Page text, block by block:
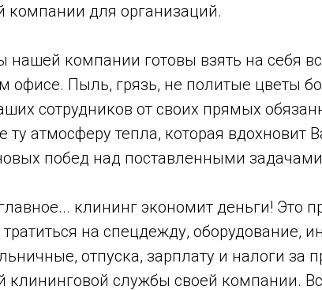
компании для организаций.
нашей компании готовы взять на себя
офисе. Пыль, грязь, не политые цветы
сотрудников от своих прямых
атмосферу тепла, которая вдохновит
побед над поставленными
клининг экономит деньги! Это
на спецдежду, оборудование,
отпуска, зарплату и налоги за
клининговой службы своей компании.